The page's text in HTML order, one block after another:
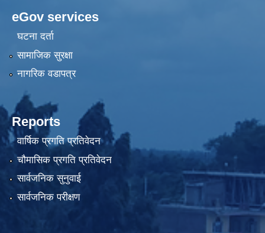
eGov services
घटना दर्ता
सामाजिक सुरक्षा
नागरिक वडापत्र
Reports
वार्षिक प्रगति प्रतिवेदन
चौमासिक प्रगति प्रतिवेदन
सार्वजनिक सुनुवाई
सार्वजनिक परीक्षण